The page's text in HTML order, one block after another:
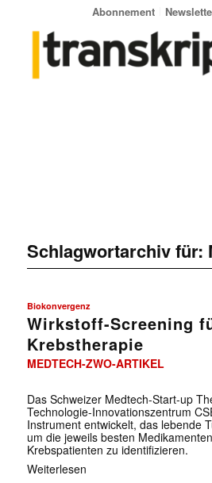
Abonnement
Schlagwortarchiv für:
Biokonvergenz
Wirkstoff-Screening
Krebstherapie
MEDTECH-ZWO-ARTIKEL
Das Schweizer Medtech-Start-up
Technologie-Innovationszentrum
Instrument entwickelt, das lebende
um die jeweils besten
Krebspatienten zu identifizieren.
Weiterlesen